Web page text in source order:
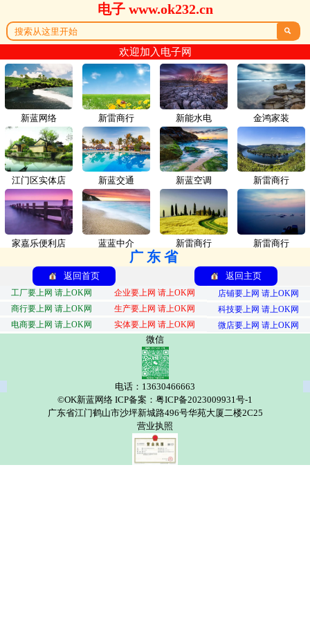
电子 www.ok232.cn

欢迎加入电子网
新蓝网络 新雷商行
江门区实体店 新蓝交通
家嘉乐便利店 蓝蓝中介
新能水电 金鸿家装
新蓝空调 新雷商行
新雷商行 新雷商行
广东省
返回首页 返回主页
工厂要上网 请上OK网 企业要上网 请上OK网
店铺要上网 请上OK网
商行要上网 请上OK网
生产要上网 请上OK网
科技要上网 请上OK网
电商要上网 请上OK网
实体要上网 请上OK网 微店要上网 请上OK网
微信
电话：13630466663
©OK新蓝网络 ICP备案：粤ICP备2023009931号-1
广东省江门鹤山市沙坪新城路496号华苑大厦二楼2C25
营业执照